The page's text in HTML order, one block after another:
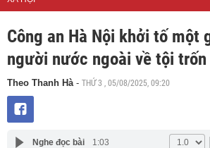
Công an Hà Nội khởi tố một
người nước ngoài về tội
Theo Thanh Hà- THỨ 3 , 05/08/2025, 09:20
Nghe đọc bài 1:03